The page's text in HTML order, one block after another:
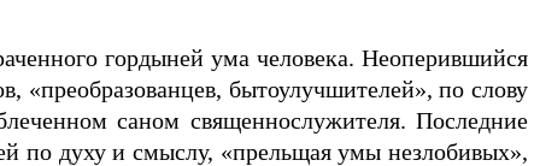
гордыней ума человека. Неоперившийся
«преобразованцев, бытоулучшителей», по слову
саном священнослужителя. Последние
по духу и смыслу, «прельщая умы незлобивых»,